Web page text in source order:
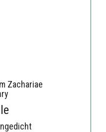
Zachariae